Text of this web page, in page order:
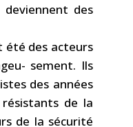
deviennent des
été des acteurs
sement. Ils
des années
de la
de la sécurité